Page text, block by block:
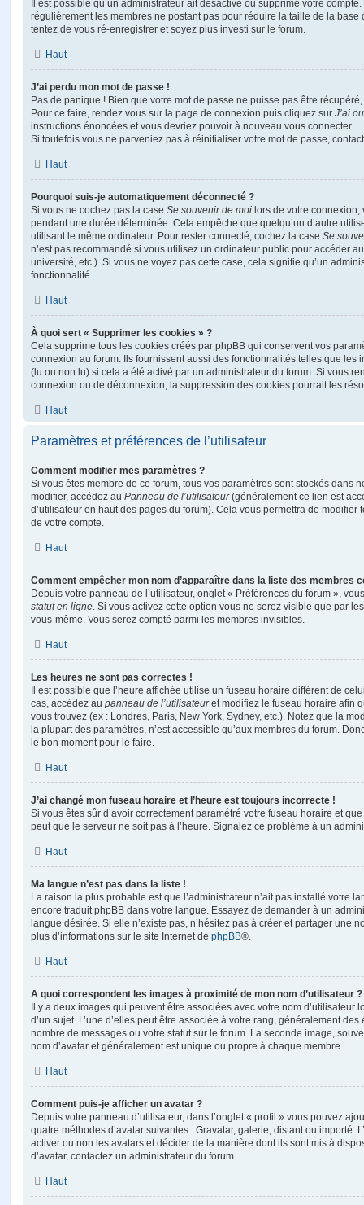
Il est possible qu’un administrateur ait désactivé ou supprimé votre
régulièrement les membres ne postant pas pour réduire la taille de la base
tentez de vous ré-enregistrer et soyez plus investi sur le forum.
Haut
J’ai perdu mon mot de passe !
Pas de panique ! Bien que votre mot de passe ne puisse pas être
Pour ce faire, rendez vous sur la page de connexion puis cliquez sur J’ai
instructions énoncées et vous devriez pouvoir à nouveau vous connecter.
Si toutefois vous ne parveniez pas à réinitialiser votre mot de passe,
Haut
Pourquoi suis-je automatiquement déconnecté ?
Si vous ne cochez pas la case Se souvenir de moi lors de votre
pendant une durée déterminée. Cela empêche que quelqu’un d’autre
utilisant le même ordinateur. Pour rester connecté, cochez la case Se
n’est pas recommandé si vous utilisez un ordinateur public pour accéder
université, etc.). Si vous ne voyez pas cette case, cela signifie qu’un
fonctionnalité.
Haut
À quoi sert « Supprimer les cookies » ?
Cela supprime tous les cookies créés par phpBB qui conservent vos
connexion au forum. Ils fournissent aussi des fonctionnalités telles que les
(lu ou non lu) si cela a été activé par un administrateur du forum. Si vous
connexion ou de déconnexion, la suppression des cookies pourrait les
Haut
Paramètres et préférences de l’utilisateur
Comment modifier mes paramètres ?
Si vous êtes membre de ce forum, tous vos paramètres sont stockés dans
modifier, accédez au Panneau de l’utilisateur(généralement ce lien est
d’utilisateur en haut des pages du forum). Cela vous permettra de modifier
de votre compte.
Haut
Comment empêcher mon nom d’apparaître dans la liste des membres
Depuis votre panneau de l’utilisateur, onglet « Préférences du forum »,
statut en ligne. Si vous activez cette option vous ne serez visible que par
vous-même. Vous serez compté parmi les membres invisibles.
Haut
Les heures ne sont pas correctes !
Il est possible que l’heure affichée utilise un fuseau horaire différent de
cas, accédez au panneau de l’utilisateuret modifiez le fuseau horaire afin
vous trouvez (ex : Londres, Paris, New York, Sydney, etc.). Notez que la
la plupart des paramètres, n’est accessible qu’aux membres du forum.
le bon moment pour le faire.
Haut
J’ai changé mon fuseau horaire et l’heure est toujours incorrecte !
Si vous êtes sûr d’avoir correctement paramétré votre fuseau horaire et
peut que le serveur ne soit pas à l’heure. Signalez ce problème à un
Haut
Ma langue n’est pas dans la liste !
La raison la plus probable est que l’administrateur n’ait pas installé votre
encore traduit phpBB dans votre langue. Essayez de demander à un
langue désirée. Si elle n’existe pas, n’hésitez pas à créer et partager une
plus d’informations sur le site Internet de phpBB®.
Haut
A quoi correspondent les images à proximité de mon nom d’utilisateur ?
Il y a deux images qui peuvent être associées avec votre nom d’utilisateur
d’un sujet. L’une d’elles peut être associée à votre rang, généralement
nombre de messages ou votre statut sur le forum. La seconde image,
nom d’avatar et généralement est unique ou propre à chaque membre.
Haut
Comment puis-je afficher un avatar ?
Depuis votre panneau d’utilisateur, dans l’onglet « profil » vous pouvez
quatre méthodes d’avatar suivantes : Gravatar, galerie, distant ou importé.
activer ou non les avatars et décider de la manière dont ils sont mis à
d’avatar, contactez un administrateur du forum.
Haut